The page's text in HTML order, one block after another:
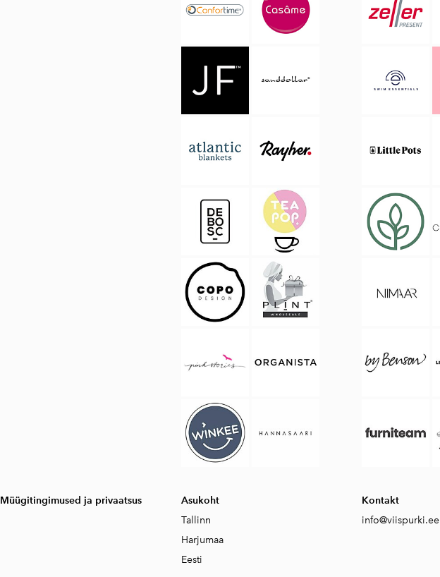
Müügitingimused ja privaatsus
Asukoht
Tallinn
Harjumaa
Eesti
Kontakt
info@viispurki.ee